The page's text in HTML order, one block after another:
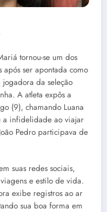
tornou-se um dos
após ser apontada como
jogadora da seleção
A atleta expôs a
(9), chamando Luana
a infidelidade ao viajar
Pedro participava de
suas redes sociais,
e estilo de vida.
exibe registros ao ar
sua boa forma em